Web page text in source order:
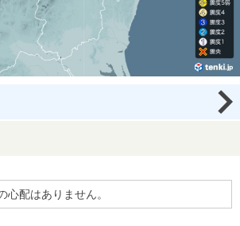
心配はありません。